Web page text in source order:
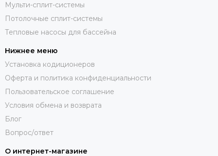
Мульти-сплит-системы
Потолочные сплит-системы
Тепловые насосы для бассейна
Нижнее меню
Установка кодиционеров
Оферта и политика конфиденциальности
Пользовательское соглашение
Условия обмена и возврата
Блог
Вопрос/ответ
О интернет-магазине